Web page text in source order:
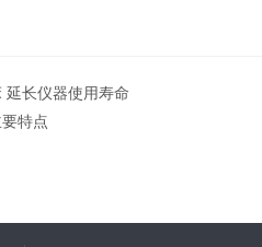
延长仪器使用寿命
特点